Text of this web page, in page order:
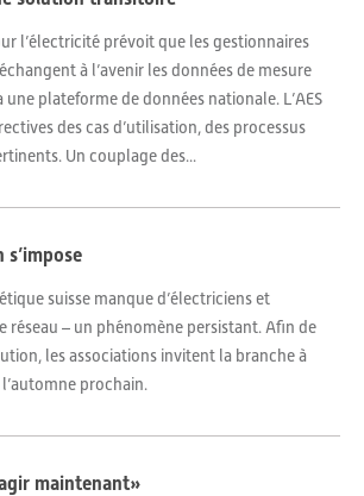
l’électricité prévoit que les gestionnaires
à l’avenir les données de mesure
une plateforme de données nationale. L’AES
des cas d’utilisation, des processus
Un couplage des...
suisse manque d’électriciens et
réseau – un phénomène persistant. Afin de
les associations invitent la branche à
prochain.
maintenant»